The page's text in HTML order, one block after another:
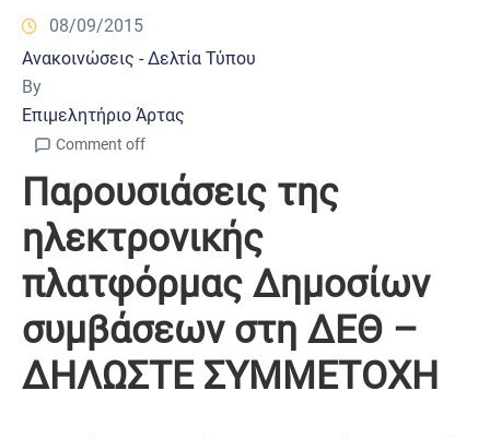
08/09/2015
Ανακοινώσεις - Δελτία Τύπου
By
Επιμελητήριο Άρτας
Comment off
Παρουσιάσεις της
ηλεκτρονικής
πλατφόρμας Δημοσίων
συμβάσεων στη ΔΕΘ –
ΔΗΛΩΣΤΕ ΣΥΜΜΕΤΟΧΗ